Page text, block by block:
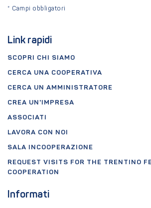
Link rapidi
SCOPRI CHI SIAMO
CERCA UNA COOPERATIVA
CERCA UN AMMINISTRATORE
CREA UN'IMPRESA
ASSOCIATI
LAVORA CON NOI
SALA INCOOPERAZIONE
REQUEST VISITS FOR THE TRENTINO
COOPERATION
Informati
* Campi obbligatori